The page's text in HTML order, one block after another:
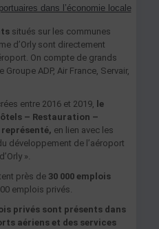
dans l’économie locale
situés sur les communes
d’Orly sont directement
On compte de grands
ADP, Air France, Servair,
entre 2016 et 2019, le
– Restauration –
en lien avec les
développement de l’aéroport
».
près de 30 000 emplois
emplois privés.
privés sont présents dans
aériens et des services